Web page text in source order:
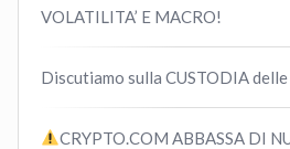
VOLATILITA’ E MACRO!
Discutiamo sulla CUSTODIA delle
CRYPTO.COM ABBASSA DI